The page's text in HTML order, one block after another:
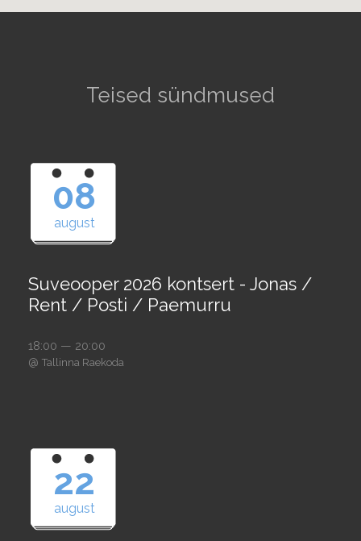
Teised sündmused
08
august
Suveooper 2026 kontsert - Jonas /
Rent / Posti / Paemurru
18:00 — 20:00
@ Tallinna Raekoda
22
august